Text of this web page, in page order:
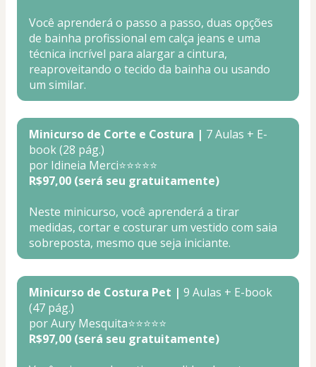
Você aprenderá o passo a passo, duas opções
de bainha profissional em calça jeans e uma
técnica incrível para alargar a cintura,
reaproveitando o tecido da bainha ou usando
um similar.
Minicurso de Corte e Costura | 7 Aulas + E-
book (28 pág.)
por Idineia Merci⭐⭐⭐⭐⭐
R$97,00 (será seu gratuitamente)
Neste minicurso, você aprenderá a tirar
medidas, cortar e costurar um vestido com saia
sobreposta, mesmo que seja iniciante.
Minicurso de Costura Pet | 9 Aulas + E-book
(47 pág.)
por Aury Mesquita⭐⭐⭐⭐⭐
R$97,00 (será seu gratuitamente)